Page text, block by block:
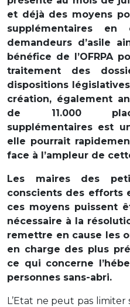
et déjà des moyens
supplémentaires en
demandeurs d’asile
bénéfice de l’OFRPA
traitement des
dispositions
création, également
de 11.000
supplémentaires est
elle pourrait
face à l’ampleur de
Les maires des
conscients des efforts
ces moyens puissent
nécessaire à la
remettre en cause les
en charge des plus
ce qui concerne
personnes sans-abri.
L’Etat ne peut pas limiter